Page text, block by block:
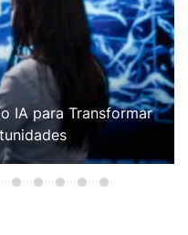
IA para Transformar